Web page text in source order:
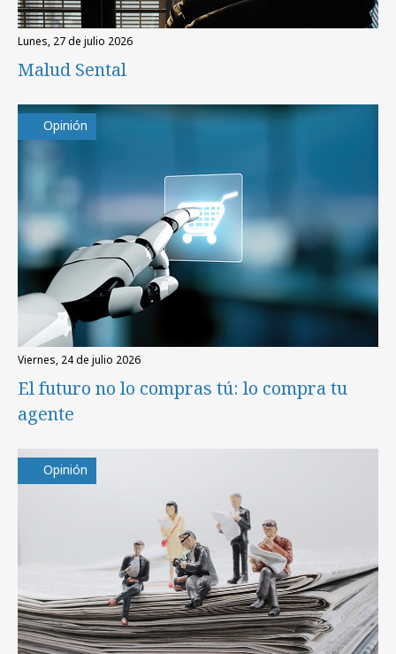
lunes, 27 de julio 2026
Malud Sental
Opinión
viernes, 24 de julio 2026
El futuro no lo compras tú: lo compra tu
agente
Opinión